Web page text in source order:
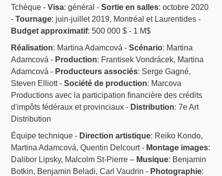
Tchèque -Visa: général -Sortie en salles: octobre 2020
-Tournage: juin-juillet 2019, Montréal et Laurentides -
Budget approximatif: 500 000 $ - 1 M$
Réalisation: Martina Adamcová -Scénario: Martina
Adamcová - Production: Frantisek Vondrácek, Martina
Adamcová - Producteurs associés: Serge Gagné,
Steven Elliott -Société de production: Marcova
Productions avec la participation financière des crédits
d'impôts fédéraux et provinciaux - Distribution: 7e Art
Distribution
Équipe technique - Direction artistique: Reiko Kondo,
Martina Adamcová, Quentin Delcourt - Montage images:
Dalibor Lipsky, Malcolm St-Pierre – Musique: Benjamin
Botkin, Benjamin Beladi, Carl Vaudrin - Photographie: